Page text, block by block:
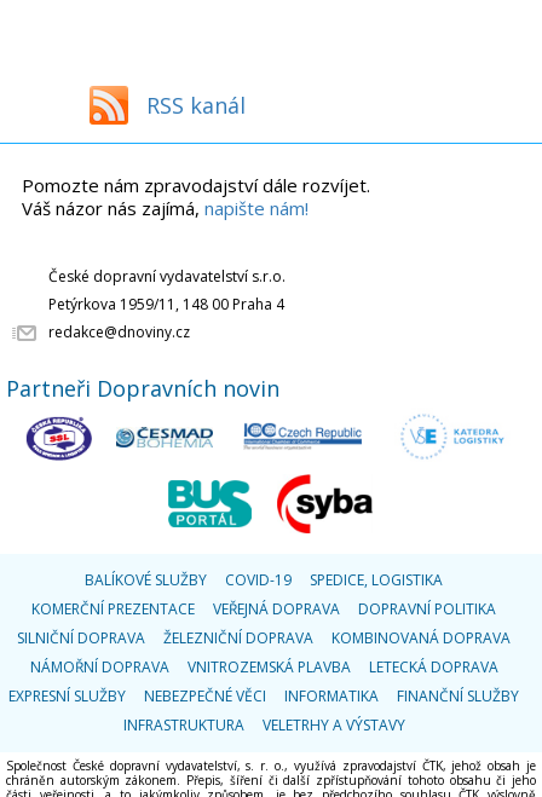
RSS kanál
Pomozte nám zpravodajství dále rozvíjet.
Váš názor nás zajímá, napište nám!
České dopravní vydavatelství s.r.o.
Petýrkova 1959/11, 148 00 Praha 4
redakce@dnoviny.cz
Partneři Dopravních novin
BALÍKOVÉ SLUŽBY COVID-19
SPEDICE, LOGISTIKA
KOMERČNÍ PREZENTACE
VEŘEJNÁ DOPRAVA
DOPRAVNÍ POLITIKA
SILNIČNÍ DOPRAVA
ŽELEZNIČNÍ DOPRAVA
KOMBINOVANÁ DOPRAVA
NÁMOŘNÍ DOPRAVA
VNITROZEMSKÁ PLAVBA
LETECKÁ DOPRAVA
EXPRESNÍ SLUŽBY
NEBEZPEČNÉ VĚCI INFORMATIKA
FINANČNÍ SLUŽBY
INFRASTRUKTURA
VELETRHY A VÝSTAVY
Společnost České dopravní vydavatelství, s. r. o., využívá zpravodajství ČTK, jehož obsah je
chráněn autorským zákonem. Přepis, šíření či další zpřístupňování tohoto obsahu či jeho